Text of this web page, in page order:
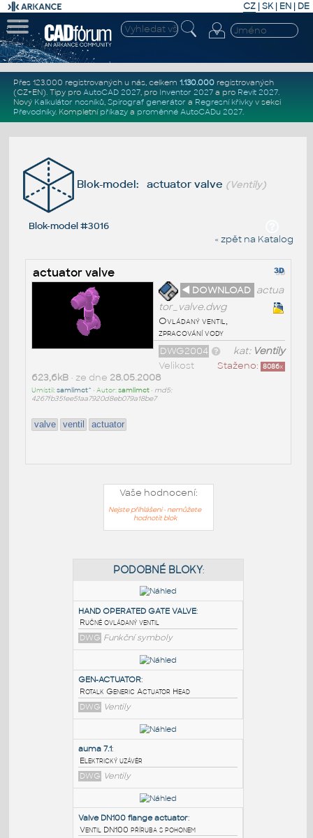
CZ | SK| EN | DE
Přes 123.000 registrovaných u nás, celkem 1.130.000registrovaných
(CZ+EN). Tipy pro AutoCAD 2027, pro Inventor 2027a pro Revit 2027.
Nový Kalkulátor nosníků, Spirograf generátor a Regresní křivkyv sekci
Převodníky. Kompletní příkazya proměnné AutoCADu 2027.
Blok-model: actuator valve (Ventily)
Blok-model #3016
« zpět na Katalog
actuator valve
◄ DOWNLOAD actua
tor_valve.dwg
Ovládaný ventil,
zpracování vody
kat: Ventily
DWG2004
Staženo: 8086x
Velikost
623,6kB• ze dne 28.05.2008
Umístil:samlimct^ • Autor:samlimct• md5:
4267fb351ee51aa7920d8eb079a18be7
valve ventil actuator
Vaše hodnocení:
Nejste přihlášeni - nemůžete
hodnotit blok
PODOBNÉ BLOKY:
HAND OPERATED GATE VALVE:
Ručně ovládaný ventil
DWG
GEN-ACTUATOR:
Rotalk Generic Actuator Head
DWG Ventily